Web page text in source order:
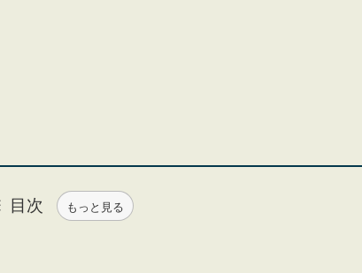
目次 もっと見る